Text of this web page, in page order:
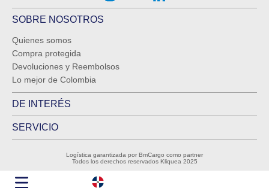
SOBRE NOSOTROS
Quienes somos
Compra protegida
Devoluciones y Reembolsos
Lo mejor de Colombia
DE INTERÉS
SERVICIO
Logística garantizada por BmCargo como partner
Todos los derechos reservados Kliquea 2025